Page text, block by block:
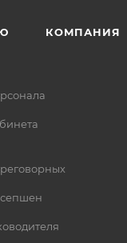
КОМПАНИЯ